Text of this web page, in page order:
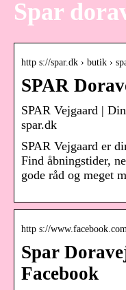
Spar
http s://spar.dk › butik ›
SPAR
SPAR Vejgaard |
spar.dk
SPAR Vejgaard er
Find åbningstider,
gode råd og meget
http s://
Spar
Facebook